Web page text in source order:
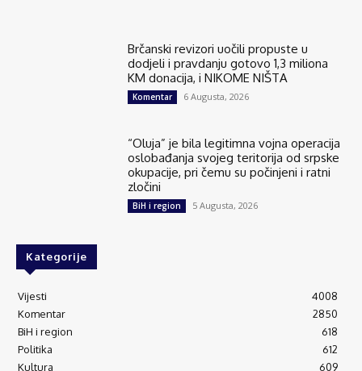
Brčanski revizori uočili propuste u
dodjeli i pravdanju gotovo 1,3 miliona
KM donacija, i NIKOME NIŠTA
Komentar 6 Augusta, 2026
“Oluja” je bila legitimna vojna operacija
oslobađanja svojeg teritorija od srpske
okupacije, pri čemu su počinjeni i ratni
zločini
BiH i region 5 Augusta, 2026
Kategorije
Vijesti
4008
Komentar
2850
BiH i region
618
Politika
612
Kultura
609